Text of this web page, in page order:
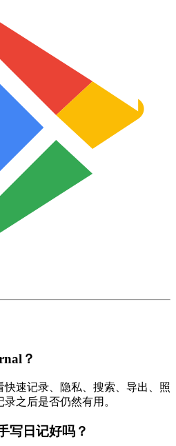
？
速记录、隐私、搜索、导出、照
之后是否仍然有用。
写日记好吗？